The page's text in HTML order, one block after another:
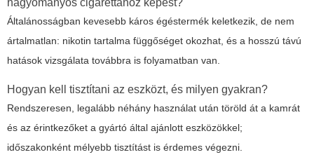
hagyományos cigarettához képest?
Általánosságban kevesebb káros égéstermék keletkezik, de nem
ártalmatlan: nikotin tartalma függőséget okozhat, és a hosszú távú
hatások vizsgálata továbbra is folyamatban van.
Hogyan kell tisztítani az eszközt, és milyen gyakran?
Rendszeresen, legalább néhány használat után töröld át a kamrát
és az érintkezőket a gyártó által ajánlott eszközökkel;
időszakonként mélyebb tisztítást is érdemes végezni.